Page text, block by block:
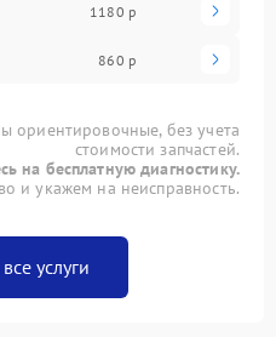
1180 р
860 р
ориентировочные, без учета
стоимости запчастей.
на бесплатную диагностику.
и укажем на неисправность.
услуги